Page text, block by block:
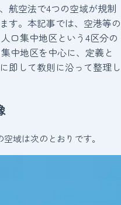
航空法で4つの空域が規制
す。本記事では、空港等の
口集中地区という4区分の
中地区を中心に、定義と
即して教則に沿って整理し
域は次のとおりです。